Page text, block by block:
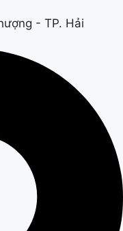
- TP. Hải